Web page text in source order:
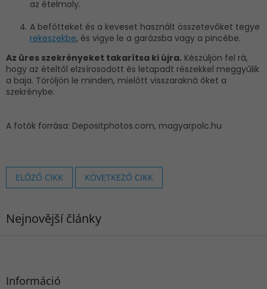
az ételmoly.
A befőtteket és a keveset használt összetevőket tegye
rekeszekbe, és vigye le a garázsba vagy a pincébe.
Az üres szekrényeket takarítsa ki újra. Készüljön fel rá,
hogy az ételtől elzsírosodott és letapadt részekkel meggyűlik
a baja. Töröljön le minden, mielőtt visszarakná őket a
szekrénybe.
A fotók forrása: Depositphotos.com, magyarpolc.hu
ELŐZŐ CIKK KÖVETKEZŐ CIKK
Nejnovější články
Információ